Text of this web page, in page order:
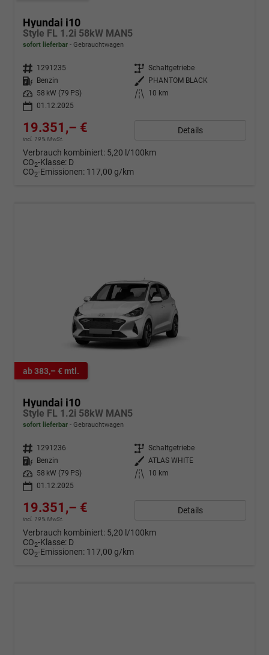
Hyundai i10
Style FL 1.2i 58kW MAN5
sofort lieferbar Gebrauchtwagen
Fahrzeugnr. 1291235 Getriebe Schaltgetriebe
Kraftstoff
Benzin Außenfarbe
PHANTOM BLACK
Leistung
58 kW (79 PS) Kilometerstand
10 km
01.12.2025
19.351,– €
incl. 19% MwSt.
Details
Verbrauch kombiniert: 5,20 l/100km
CO2-Klasse: D
CO2-Emissionen: 117,00 g/km
ab 383,– € mtl.
Hyundai i10
Style FL 1.2i 58kW MAN5
sofort lieferbar Gebrauchtwagen
Fahrzeugnr. 1291236 Getriebe Schaltgetriebe
Kraftstoff
Benzin Außenfarbe ATLAS WHITE
Leistung
58 kW (79 PS) Kilometerstand
10 km
01.12.2025
19.351,– €
incl. 19% MwSt.
Details
Verbrauch kombiniert: 5,20 l/100km
CO2-Klasse: D
CO2-Emissionen: 117,00 g/km